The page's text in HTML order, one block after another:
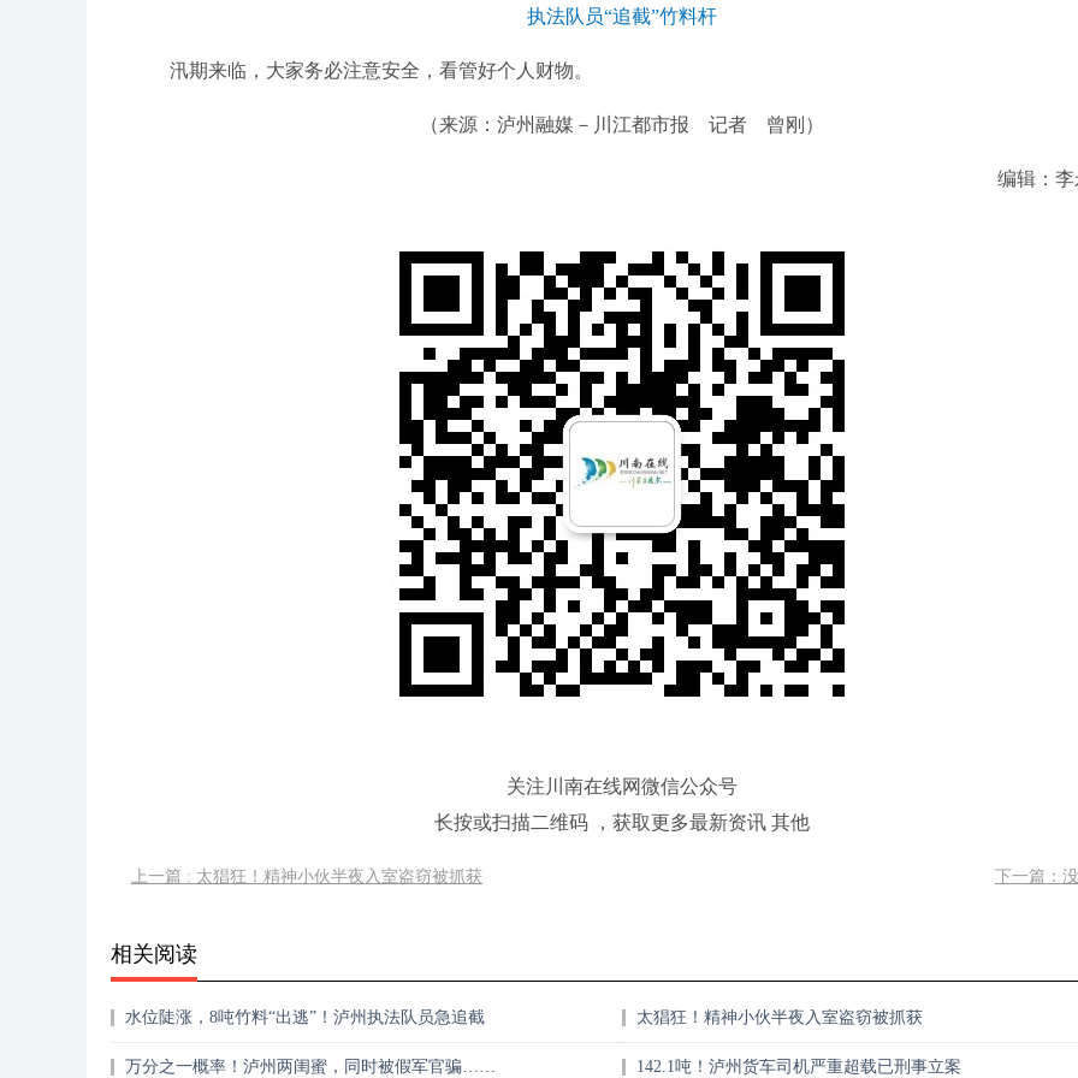
执法队员“追截”竹料杆
汛期来临，大家务必注意安全，看管好个人财物。
（来源：泸州融媒－川江都市报 记者 曾刚）
编辑：
关注川南在线网微信公众号
长按或扫描二维码 ，获取更多最新资讯 其他
上一篇 : 太猖狂！精神小伙半夜入室盗窃被抓获 下一篇：
相关阅读
水位陡涨，8吨竹料“出逃”！泸州执法队员急追截 太猖狂！精神小伙半夜入室盗窃被抓获
万分之一概率！泸州两闺蜜，同时被假军官骗…… 142.1吨！泸州货车司机严重超载已刑事立案